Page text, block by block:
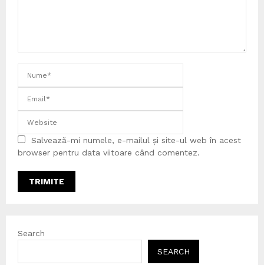
Salvează-mi numele, e-mailul și site-ul web în acest
browser pentru data viitoare când comentez.
Search
SEARCH